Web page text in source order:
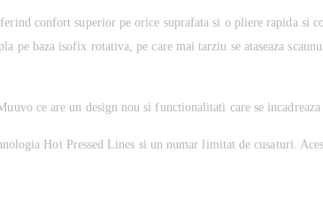
confort superior pe orice suprafata si o pliere rapida si
pe baza isofix rotativa, pe care mai tarziu se ataseaza
ce are un design nou si functionalitati care se
Hot Pressed Lines si un numar limitat de cusaturi.